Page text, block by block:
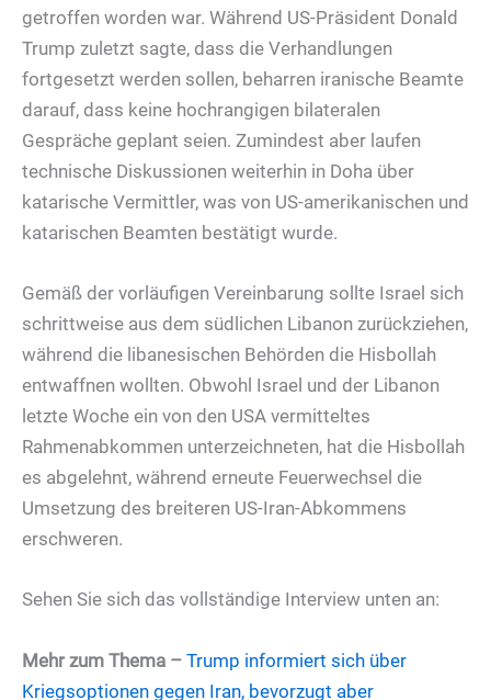
getroffen worden war. Während US-Präsident Donald
Trump zuletzt sagte, dass die Verhandlungen
fortgesetzt werden sollen, beharren iranische Beamte
darauf, dass keine hochrangigen bilateralen
Gespräche geplant seien. Zumindest aber laufen
technische Diskussionen weiterhin in Doha über
katarische Vermittler, was von US-amerikanischen und
katarischen Beamten bestätigt wurde.
Gemäß der vorläufigen Vereinbarung sollte Israel sich
schrittweise aus dem südlichen Libanon zurückziehen,
während die libanesischen Behörden die Hisbollah
entwaffnen wollten. Obwohl Israel und der Libanon
letzte Woche ein von den USA vermitteltes
Rahmenabkommen unterzeichneten, hat die Hisbollah
es abgelehnt, während erneute Feuerwechsel die
Umsetzung des breiteren US-Iran-Abkommens
erschweren.
Sehen Sie sich das vollständige Interview unten an:
Mehr zum Thema – Trump informiert sich über
Kriegsoptionen gegen Iran, bevorzugt aber